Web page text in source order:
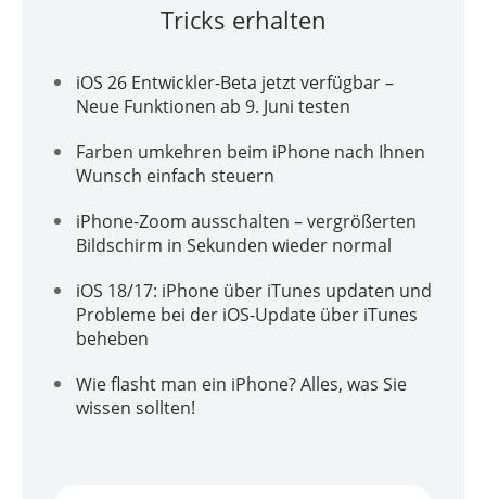
Tricks erhalten
iOS 26 Entwickler-Beta jetzt verfügbar –
Neue Funktionen ab 9. Juni testen
Farben umkehren beim iPhone nach Ihnen
Wunsch einfach steuern
iPhone-Zoom ausschalten – vergrößerten
Bildschirm in Sekunden wieder normal
iOS 18/17: iPhone über iTunes updaten und
Probleme bei der iOS-Update über iTunes
beheben
Wie flasht man ein iPhone? Alles, was Sie
wissen sollten!